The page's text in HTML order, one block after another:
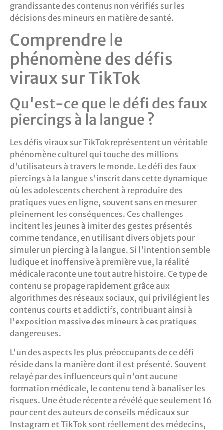
grandissante des contenus non vérifiés sur les
décisions des mineurs en matière de santé.
Comprendre le
phénomène des défis
viraux sur TikTok
Qu'est-ce que le défi des faux
piercings à la langue ?
Les défis viraux sur TikTok représentent un véritable
phénomène culturel qui touche des millions
d'utilisateurs à travers le monde. Le défi des faux
piercings à la langue s'inscrit dans cette dynamique
où les adolescents cherchent à reproduire des
pratiques vues en ligne, souvent sans en mesurer
pleinement les conséquences. Ces challenges
incitent les jeunes à imiter des gestes présentés
comme tendance, en utilisant divers objets pour
simuler un piercing à la langue. Si l'intention semble
ludique et inoffensive à première vue, la réalité
médicale raconte une tout autre histoire. Ce type de
contenu se propage rapidement grâce aux
algorithmes des réseaux sociaux, qui privilégient les
contenus courts et addictifs, contribuant ainsi à
l'exposition massive des mineurs à ces pratiques
dangereuses.
L'un des aspects les plus préoccupants de ce défi
réside dans la manière dont il est présenté. Souvent
relayé par des influenceurs qui n'ont aucune
formation médicale, le contenu tend à banaliser les
risques. Une étude récente a révélé que seulement 16
pour cent des auteurs de conseils médicaux sur
Instagram et TikTok sont réellement des médecins,